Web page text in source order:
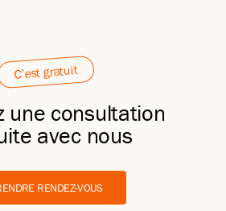
C’est gratuit
une consultation
avec nous
RENDEZ-VOUS